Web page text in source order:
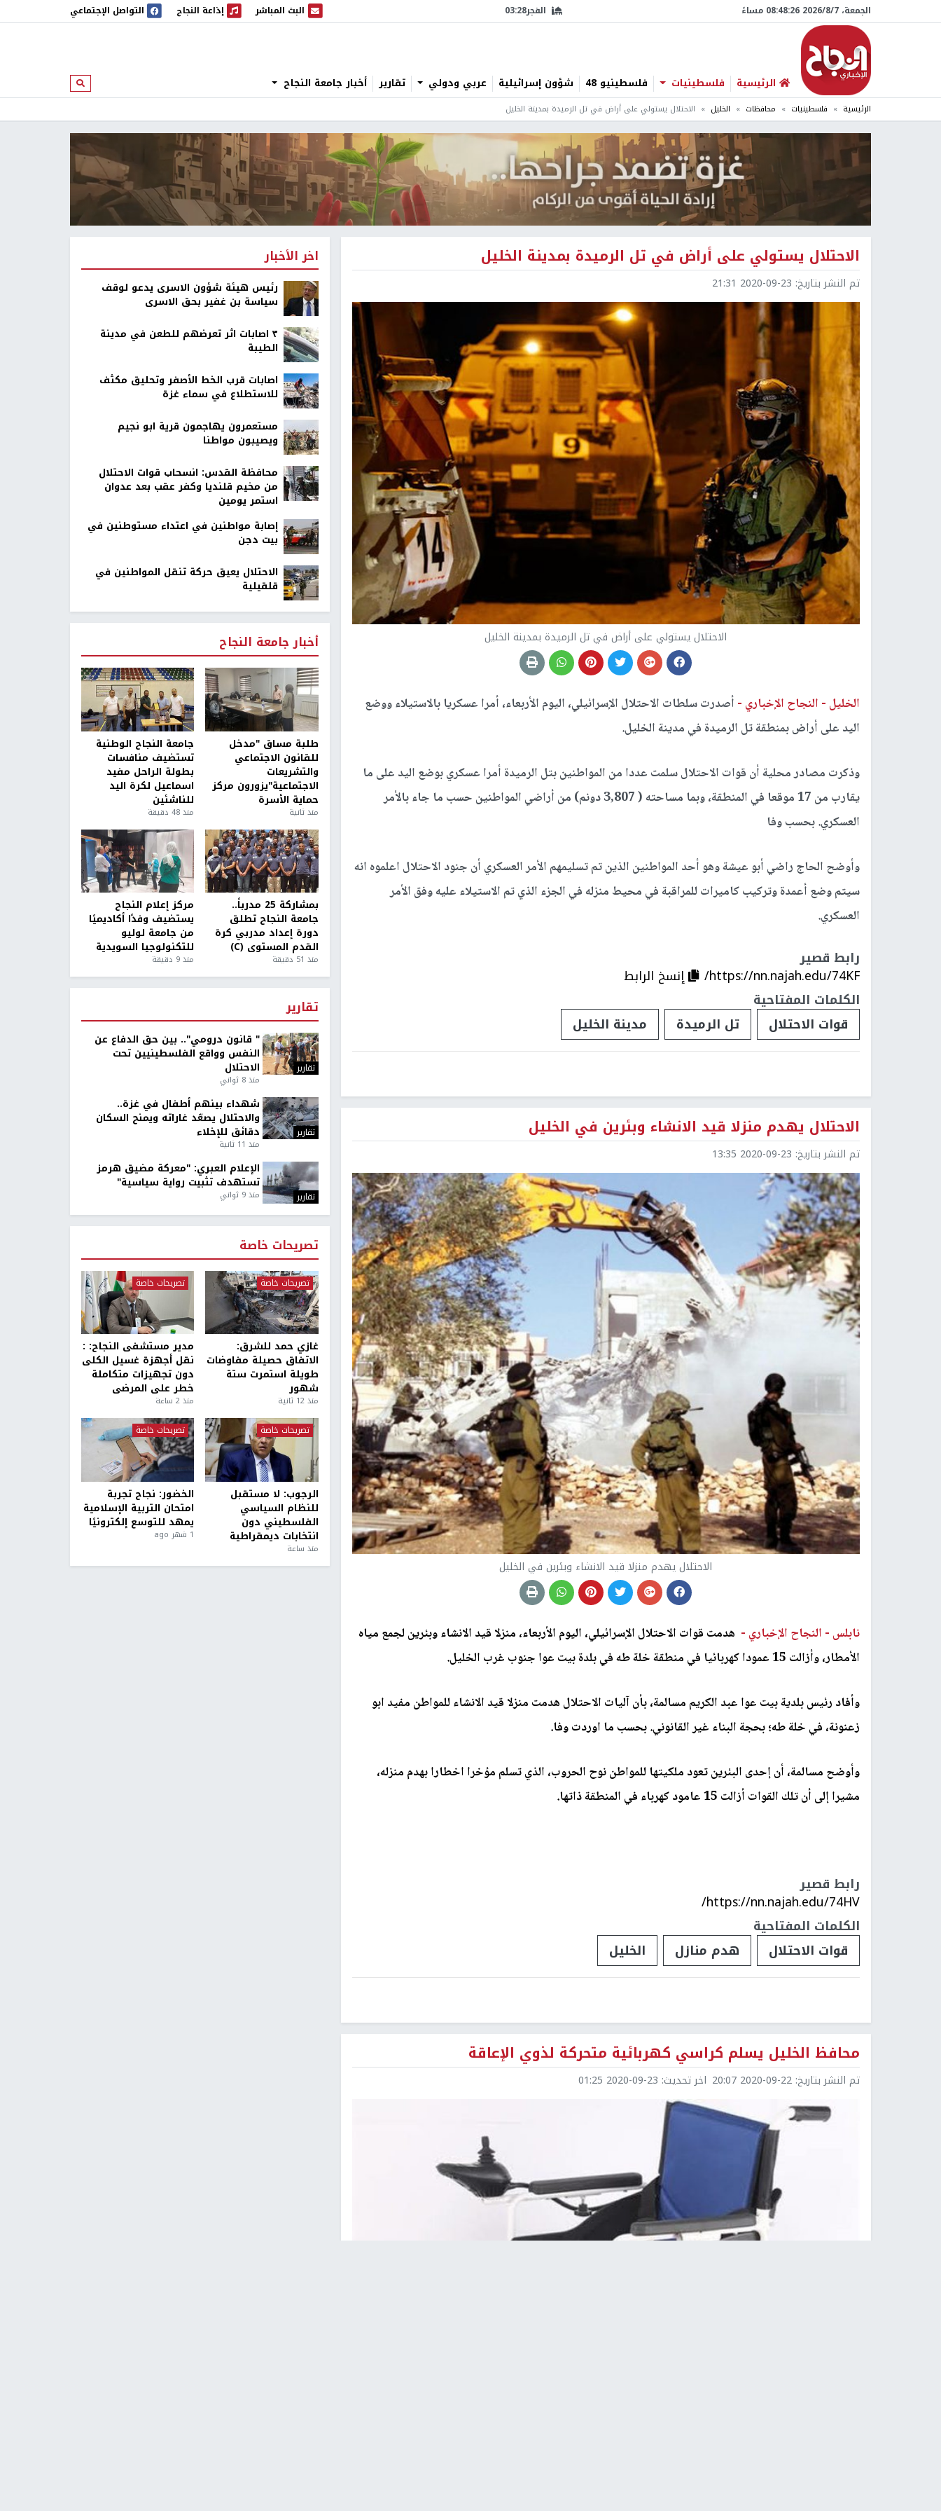
الجمعة، 7/‏8/‏2026 08:48:27 مساءً الفجر03:28 البث المباشر
البث المباشر إذاعة النجاح
إذاعة النجاح التواصل الإجتماعي
الرئيسية فلسطينيات فلسطينيو 48 شؤون إسرائيلية عربي ودولي تقارير أخبار جامعة النجاح ابحث
الرئيسية فلسطينيات محافظات الخليل الاحتلال يستولي على أراض في تل الرميدة بمدينة الخليل
الاحتلال يستولي على أراض في تل الرميدة بمدينة الخليل
تم النشر بتاريخ: 2020-09-23 21:31
الاحتلال يستولي على أراض في تل الرميدة بمدينة الخليل
الخليل - النجاح الإخباري - أصدرت سلطات الاحتلال الإسرائيلي، اليوم الأربعاء، أمرا عسكريا بالاستيلاء ووضع
اليد على أراض بمنطقة تل الرميدة في مدينة الخليل.
وذكرت مصادر محلية أن قوات الاحتلال سلمت عددا من المواطنين بتل الرميدة أمرا عسكري بوضع اليد على ما
يقارب من 17 موقعا في المنطقة، وبما مساحته ( 3,807 دونم) من أراضي المواطنين حسب ما جاء بالأمر
العسكري. بحسب وفا
وأوضح الحاج راضي أبو عيشة وهو أحد المواطنين الذين تم تسليمهم الأمر العسكري أن جنود الاحتلال اعلموه انه
سيتم وضع أعمدة وتركيب كاميرات للمراقبة في محيط منزله في الجزء الذي تم الاستيلاء عليه وفق الأمر
العسكري.
رابط قصير
https://nn.najah.edu/74KF/
إنسخ الرابط
الكلمات المفتاحية
قوات الاحتلال
تل الرميدة مدينة الخليل
الاحتلال يهدم منزلا قيد الانشاء وبئرين في الخليل
تم النشر بتاريخ: 2020-09-23 13:35
الاحتلال يهدم منزلا قيد الانشاء وبئرين في الخليل
نابلس - النجاح الإخباري - هدمت قوات الاحتلال الإسرائيلي، اليوم الأربعاء، منزلا قيد الانشاء وبئرين لجمع مياه
الأمطار، وأزالت 15 عمودا كهربائيا في منطقة خلة طه في بلدة بيت عوا جنوب غرب الخليل.
وأفاد رئيس بلدية بيت عوا عبد الكريم مسالمة، بأن آليات الاحتلال هدمت منزلا قيد الانشاء للمواطن مفيد ابو
زعنونة، في خلة طه؛ بحجة البناء غير القانوني. بحسب ما اوردت وفا.
وأوضح مسالمة، أن إحدى البئرين تعود ملكيتها للمواطن نوح الحروب، الذي تسلم مؤخرا اخطارا بهدم منزله،
مشيرا إلى أن تلك القوات أزالت 15 عامود كهرباء في المنطقة ذاتها.
رابط قصير
https://nn.najah.edu/74HV/
الكلمات المفتاحية
قوات الاحتلال
هدم منازل الخليل
محافظ الخليل يسلم كراسي كهربائية متحركة لذوي الإعاقة
تم النشر بتاريخ: 2020-09-22 20:07 اخر تحديث: 2020-09-23 01:25
اخر الأخبار
رئيس هيئة شؤون الاسرى يدعو لوقف
سياسة بن غفير بحق الاسرى
٣ اصابات اثر تعرضهم للطعن في مدينة
الطيبة
اصابات قرب الخط الأصفر وتحليق مكثف
للاستطلاع في سماء غزة
مستعمرون يهاجمون قرية ابو نجيم
ويصيبون مواطنا
محافظة القدس: انسحاب قوات الاحتلال
من مخيم قلنديا وكفر عقب بعد عدوان
استمر يومين
إصابة مواطنين في اعتداء مستوطنين في
بيت دجن
الاحتلال يعيق حركة تنقل المواطنين في
قلقيلية
أخبار جامعة النجاح
طلبة مساق "مدخل
للقانون الاجتماعي
والتشريعات
الاجتماعية"يزورون مركز
حماية الأسرة
منذ ثانية
جامعة النجاح الوطنية
تستضيف منافسات
بطولة الراحل مفيد
اسماعيل لكرة اليد
للناشئين
منذ 48 دقيقة
بمشاركة 25 مدرباً..
جامعة النجاح تطلق
دورة إعداد مدربي كرة
القدم المستوى (C)
منذ 51 دقيقة
مركز إعلام النجاح
يستضيف وفدًا أكاديميًا
من جامعة لوليو
للتكنولوجيا السويدية
منذ 9 دقيقة
تقارير
تقارير
" قانون درومي".. بين حق الدفاع عن
النفس وواقع الفلسطينيين تحت
الاحتلال
منذ 8 ثواني
تقارير
شهداء بينهم أطفال في غزة..
والاحتلال يصعّد غاراته ويمنح السكان
دقائق للإخلاء
منذ 11 ثانية
تقارير
الإعلام العبري: "معركة مضيق هرمز
تستهدف تثبيت رواية سياسية"
منذ 9 ثواني
تصريحات خاصة
تصريحات خاصة
غازي حمد للشرق:
الاتفاق حصيلة مفاوضات
طويلة استمرت ستة
شهور
منذ 12 ثانية
تصريحات خاصة
مدير مستشفى النجاح: :
نقل أجهزة غسيل الكلى
دون تجهيزات متكاملة
خطر على المرضى
منذ 2 ساعة
تصريحات خاصة
الرجوب: لا مستقبل
للنظام السياسي
الفلسطيني دون
انتخابات ديمقراطية
منذ ساعة
تصريحات خاصة
الخضور: نجاح تجربة
امتحان التربية الإسلامية
يمهد للتوسع إلكترونيًا
1 شهر ago